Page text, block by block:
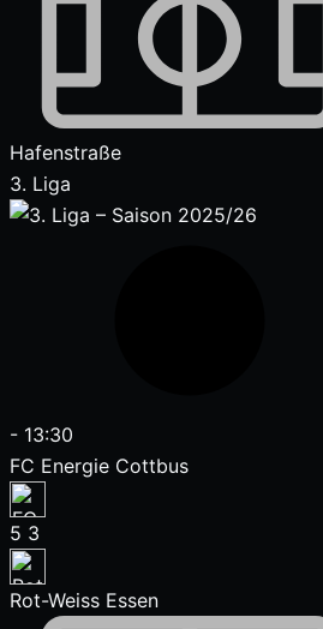
Hafenstraße
3. Liga
- 13:30
FC Energie Cottbus
5 3
Rot-Weiss Essen